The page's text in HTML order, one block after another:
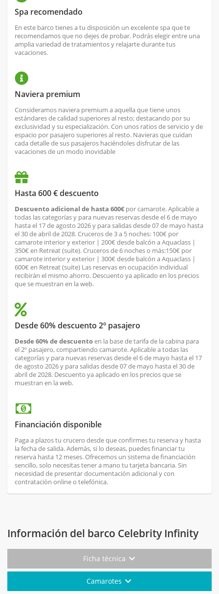
Spa recomendado
En este barco tienes a tu disposición un excelente spa que te
recomendamos que no dejes de probar. Podrás elegir entre una
amplia variedad de tratamientos y relajarte durante tus
vacaciones.
Naviera premium
Consideramos naviera premium a aquella que tiene unos
estándares de calidad superiores al resto; destacando por su
exclusividad y su especialización. Con unos ratios de servicio y de
espacio por pasajero superiores al resto. Navieras que cuidan
cada detalle de sus pasajeros haciéndoles disfrutar de las
vacaciones de un modo inovidable
Hasta 600 € descuento
Descuento adicional de hasta 600€ por camarote. Aplicable a
todas las categorías y para nuevas reservas desde el 6 de mayo
hasta el 17 de agosto 2026 y para salidas desde 07 de mayo hasta
el 30 de abril de 2028. Cruceros de 3 a 5 noches: 100€ por
camarote interior y exterior | 200€ desde balcón a Aquaclass |
350€ en Retreat (suite). Cruceros de 6 noches o más:150€ por
camarote interior y exterior | 300€ desde balcón a Aquaclass |
600€ en Retreat (suite) Las reservas en ocupación individual
recibirán el mismo ahorro. Descuento ya aplicado en los precios
que se muestran en la web.
Desde 60% descuento 2º pasajero
Desde 60% de descuentoen la base de tarifa de la cabina para
el 2º pasajero, compartiendo camarote. Aplicable a todas las
categorías y para nuevas reservas desde el 6 de mayo hasta el 17
de agosto 2026 y para salidas desde 07 de mayo hasta el 30 de
abril de 2028. Descuento ya aplicado en los precios que se
muestran en la web.
Financiación disponible
Paga a plazos tu crucero desde que confirmes tu reserva y hasta
la fecha de salida. Además, si lo deseas, puedes financiar tu
reserva hasta 12 meses. Ofrecemos un sistema de financiación
sencillo, solo necesitas tener a mano tu tarjeta bancaria. Sin
necesidad de presentar documentación adicional y con
contratación online o telefónica.
Información del barco Celebrity Infinity
Ficha técnica
Camarotes